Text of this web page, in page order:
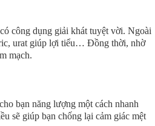
công dụng giải khát tuyệt vời. Ngoài
urat giúp lợi tiểu… Đồng thời, nhờ
mạch.
bạn năng lượng một cách nhanh
sẽ giúp bạn chống lại cảm giác mệt